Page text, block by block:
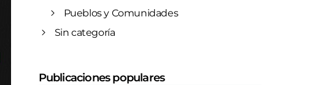
Pueblos y Comunidades
Sin categoría
Publicaciones populares